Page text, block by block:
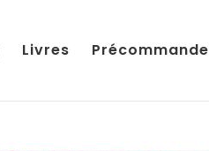
Livres Précommande